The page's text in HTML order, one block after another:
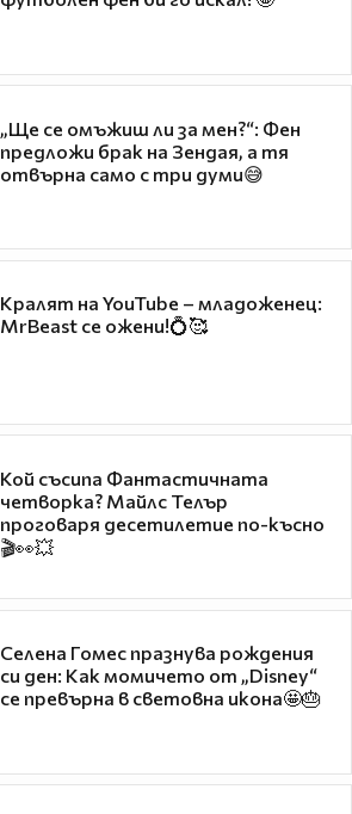
„Ще се омъжиш ли за мен?“: Фен
предложи брак на Зендая, а тя
отвърна само с три думи😅
Кралят на YouTube – младоженец:
MrBeast се ожени!💍🥰
Кой съсипа Фантастичната
четворка? Майлс Телър
проговаря десетилетие по-късно
🎬👀💥
Селена Гомес празнува рождения
си ден: Как момичето от „Disney“
се превърна в световна икона🤩🎂